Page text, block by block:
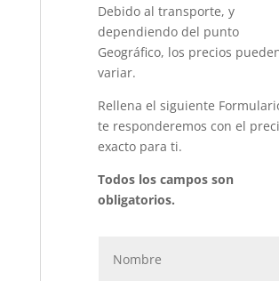
Debido al transporte, y
dependiendo del punto
Geográfico, los precios
variar.
Rellena el siguiente
te responderemos con el
exacto para ti.
Todos los campos son
obligatorios.